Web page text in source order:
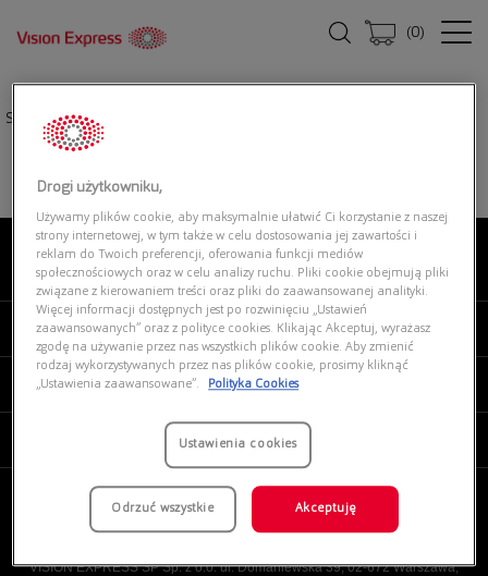
(0)
Strona główna|
O NAS
MOJE VISION EXPRESS
PRODUKTY I USŁUGI
VISION EXPRESS SP Sp. z o.o. ul. Domaniewska 39, 02-672 Warszawa,
Drogi użytkowniku,
Używamy plików cookie, aby maksymalnie ułatwić Ci korzystanie z naszej
strony internetowej, w tym także w celu dostosowania jej zawartości i
reklam do Twoich preferencji, oferowania funkcji mediów
społecznościowych oraz w celu analizy ruchu. Pliki cookie obejmują pliki
związane z kierowaniem treści oraz pliki do zaawansowanej analityki.
Więcej informacji dostępnych jest po rozwinięciu „Ustawień
zaawansowanych” oraz z polityce cookies. Klikając Akceptuj, wyrażasz
zgodę na używanie przez nas wszystkich plików cookie. Aby zmienić
rodzaj wykorzystywanych przez nas plików cookie, prosimy kliknąć
„Ustawienia zaawansowane”.
Polityka Cookies
Ustawienia cookies
Odrzuć wszystkie Akceptuję